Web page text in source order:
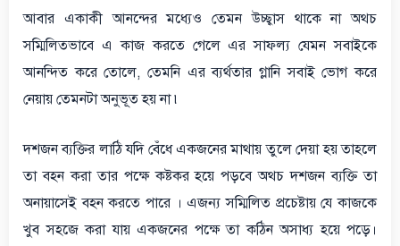
আবার একাকী আনন্দের মধ্যেও তেমন উচ্ছ্বাস থাকে না অথচ
সম্মিলিতভাবে এ কাজ করতে গেলে এর সাফল্য যেমন সবাইকে
আনন্দিত করে তোলে, তেমনি এর ব্যর্থতার গ্লানি সবাই ভোগ করে
নেয়ায় তেমনটা অনুভূত হয় না ৷
দশজন ব্যক্তির লাঠি যদি বেঁধে একজনের মাথায় তুলে দেয়া হয় তাহলে
তা বহন করা তার পক্ষে কষ্টকর হয়ে পড়বে অথচ দশজন ব্যক্তি তা
অনায়াসেই বহন করতে পারে । এজন্য সম্মিলিত প্রচেষ্টায় যে কাজকে
খুব সহজে করা যায় একজনের পক্ষে তা কঠিন অসাধ্য হয়ে পড়ে।